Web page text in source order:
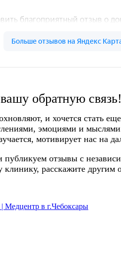
обратную связь!
и хочется стать
эмоциями и
мотивирует нас на
публикуем отзывы с
расскажите другим